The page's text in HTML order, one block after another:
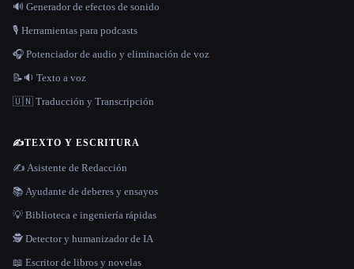
🔊 Generador de efectos de sonido
🎙️ Herramientas para podcasts
🎧 Potenciador de audio y eliminación de voz
📝🔉 Texto a voz
🇺🇳 Traducción y Transcripción
✍️TEXTO Y ESCRITURA
✍️ Asistente de Redacción
📚 Ayudante de deberes y ensayos
💡 Biblioteca e ingeniería rápidas
🕵️ Detector y humanizador de IA
📖 Escritor de libros y novelas